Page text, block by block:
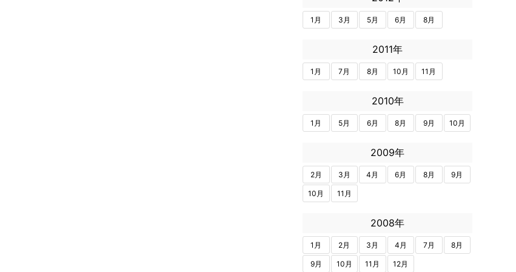
1月 3月 5月 6月 8月
2011年
1月 7月 8月 10月 11月
2010年
1月 5月 6月 8月 9月 10月
2009年
2月 3月 4月 6月 8月 9月
10月 11月
2008年
1月 2月 3月 4月 7月 8月
9月 10月 11月 12月